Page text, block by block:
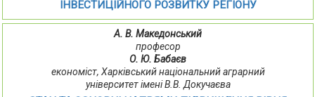
ІНВЕСТИЦІЙНОГО РОЗВИТКУ РЕГІОНУ
А. В. Македонський
професор
О. Ю. Бабаєв
економіст, Харківський національний аграрний
університет імені В.В. Докучаєва